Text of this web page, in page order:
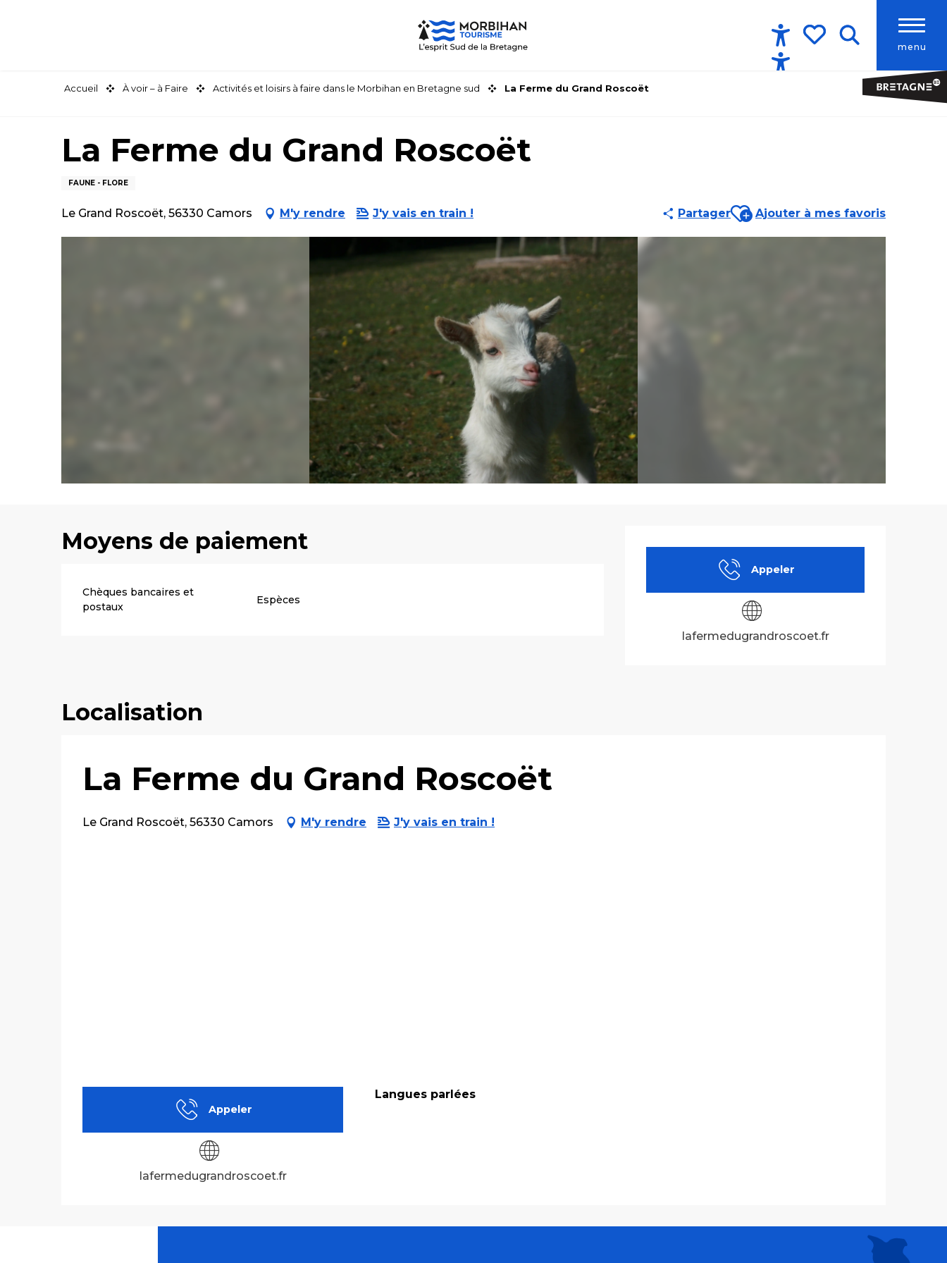
menu
Accessibilité
Accueil À voir – à Faire Activités et loisirs à faire dans le Morbihan en Bretagne sud La Ferme du Grand Roscoët
La Ferme du Grand Roscoët
FAUNE - FLORE
Le Grand Roscoët, 56330 Camors M'y rendre J'y vais en train ! PartagerAjouter aux favoris
Ajouter à mes favoris
Ouverture et
Appeler
lafermedugrandroscoet.fr
Moyens de paiement
Chèques bancaires et
postaux
Espèces
Localisation
La Ferme du Grand Roscoët
Le Grand Roscoët, 56330 Camors M'y rendre J'y vais en train !
Appeler
lafermedugrandroscoet.fr
Langues parlées
Langues parlées